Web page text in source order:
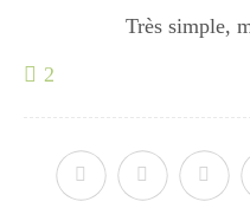
Très simple,
2